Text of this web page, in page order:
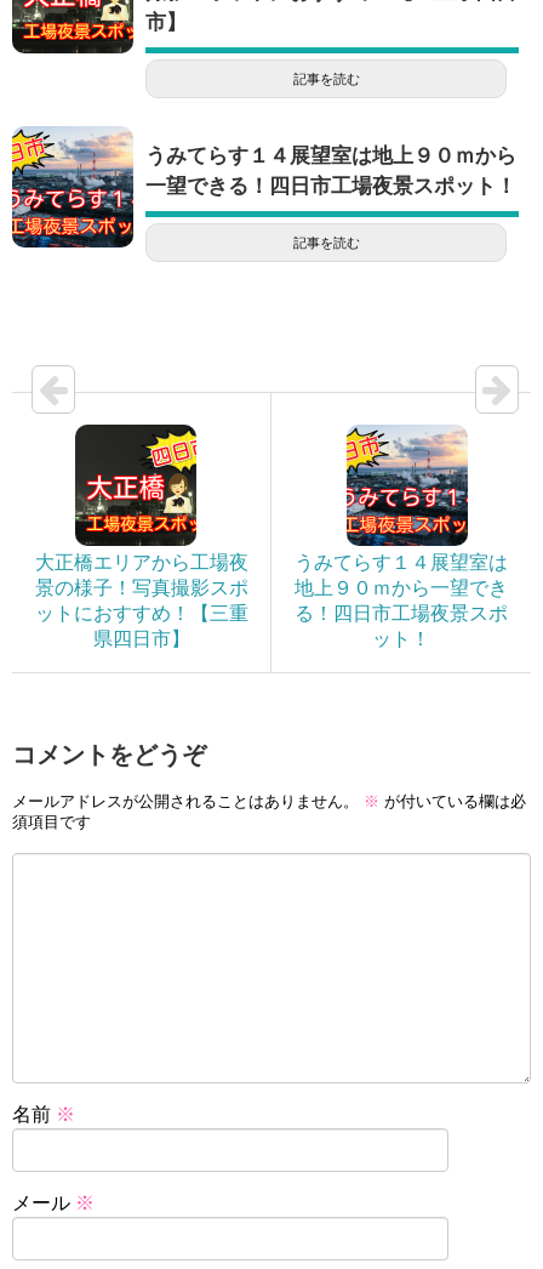
市】
記事を読む
うみてらす１４展望室は地上９０ｍから
一望できる！四日市工場夜景スポット！
記事を読む
大正橋エリアから工場夜
景の様子！写真撮影スポ
ットにおすすめ！【三重
県四日市】
うみてらす１４展望室は
地上９０ｍから一望でき
る！四日市工場夜景スポ
ット！
コメントをどうぞ
メールアドレスが公開されることはありません。 ※ が付いている欄は必
須項目です
名前 ※
メール ※